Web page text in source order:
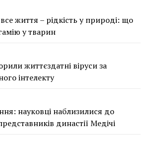
життя – рідкість у природі: що
у тварин
життєздатні віруси за
інтелекту
науковці наблизилися до
династії Медічі